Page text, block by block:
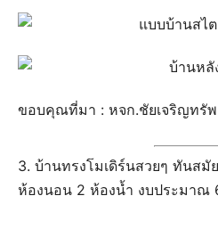
ขอบคุณที่มา : หจก.ชัยเจริญทรั
3. บ้านทรงโมเดิร์นสวยๆ ทันสมั
ห้องนอน 2 ห้องน้ำ งบประมาณ